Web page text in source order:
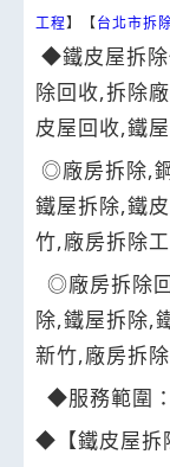
工程】【台北市拆
◆鐵皮屋拆除
除回收,拆除
皮屋回收,鐵
◎廠房拆除,
鐵屋拆除,鐵
竹,廠房拆除
◎廠房拆除
除,鐵屋拆除,
新竹,廠房拆
◆服務範圍
◆【鐵皮屋拆